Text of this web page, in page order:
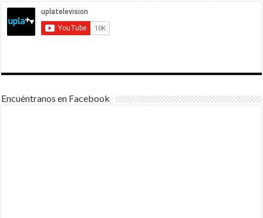
Encuéntranos en Facebook